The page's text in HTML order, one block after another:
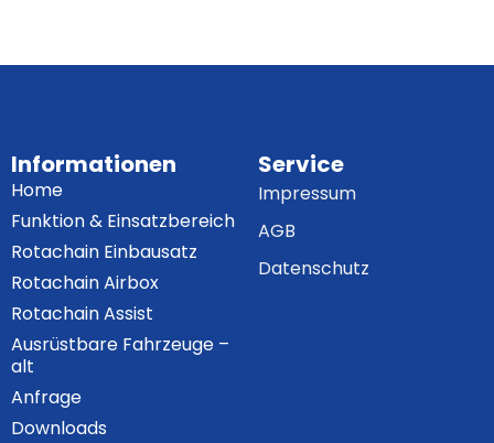
Informationen
Home
Funktion & Einsatzbereich
Rotachain Einbausatz
Rotachain Airbox
Rotachain Assist
Ausrüstbare Fahrzeuge –
alt
Anfrage
Downloads
Service
Impressum
AGB
Datenschutz